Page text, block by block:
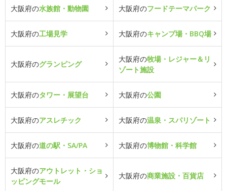
大阪府の水族館・動物園 大阪府のフードテーマパーク
大阪府の工場見学 大阪府のキャンプ場・BBQ場
大阪府のグランピング
大阪府の牧場・レジャー＆リ
ゾート施設
大阪府のタワー・展望台 大阪府の公園
大阪府のアスレチック 大阪府の温泉・スパリゾート
大阪府の道の駅・SA/PA 大阪府の博物館・科学館
大阪府のアウトレット・ショ
ッピングモール
大阪府の商業施設・百貨店